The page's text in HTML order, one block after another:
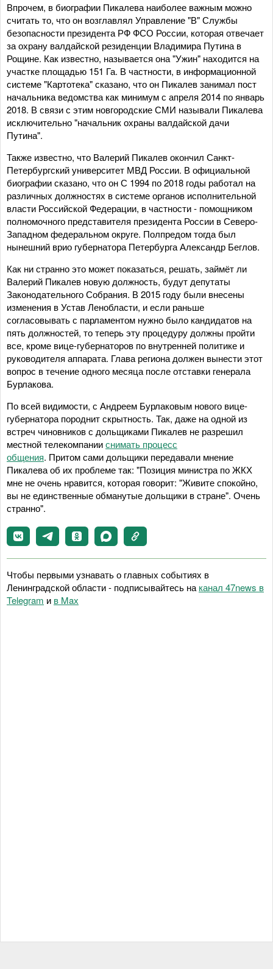
Впрочем, в биографии Пикалева наиболее важным можно
считать то, что он возглавлял Управление "В" Службы
безопасности президента РФ ФСО России, которая отвечает
за охрану валдайской резиденции Владимира Путина в
Рощине. Как известно, называется она "Ужин" находится на
участке площадью 151 Га. В частности, в информационной
системе "Картотека" сказано, что он Пикалев занимал пост
начальника ведомства как минимум с апреля 2014 по январь
2018. В связи с этим новгородские СМИ называли Пикалева
исключительно "начальник охраны валдайской дачи
Путина".
Также известно, что Валерий Пикалев окончил Санкт-
Петербургский университет МВД России. В официальной
биографии сказано, что он С 1994 по 2018 годы работал на
различных должностях в системе органов исполнительной
власти Российской Федерации, в частности - помощником
полномочного представителя президента России в Северо-
Западном федеральном округе. Полпредом тогда был
нынешний врио губернатора Петербурга Александр Беглов.
Как ни странно это может показаться, решать, займёт ли
Валерий Пикалев новую должность, будут депутаты
Законодательного Собрания. В 2015 году были внесены
изменения в Устав Ленобласти, и если раньше
согласовывать с парламентом нужно было кандидатов на
пять должностей, то теперь эту процедуру должны пройти
все, кроме вице-губернаторов по внутренней политике и
руководителя аппарата. Глава региона должен вынести этот
вопрос в течение одного месяца после отставки генерала
Бурлакова.
По всей видимости, с Андреем Бурлаковым нового вице-
губернатора породнит скрытность. Так, даже на одной из
встреч чиновников с дольщиками Пикалев не разрешил
местной телекомпанииснимать процесс
общения. Притом сами дольщики передавали мнение
Пикалева об их проблеме так: "Позиция министра по ЖКХ
мне не очень нравится, которая говорит: "Живите спокойно,
вы не единственные обманутые дольщики в стране". Очень
странно".
Чтобы первыми узнавать о главных событиях в
Ленинградской области - подписывайтесь наканал 47news в
Telegram и в Maх